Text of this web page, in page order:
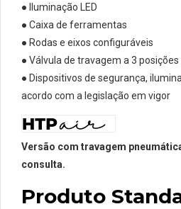
● Iluminação LED
● Caixa de ferramentas
● Rodas e eixos configuráveis
● Válvula de travagem a 3
● Dispositivos de segurança,
acordo com a legislação em vigor
Versão com travagem
consulta.
Produto